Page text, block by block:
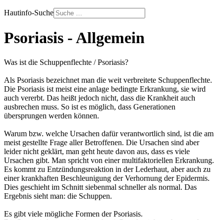
Hautinfo-Suche
Psoriasis - Allgemein
Was ist die Schuppenflechte / Psoriasis?
Als Psoriasis bezeichnet man die weit verbreitete Schuppenflechte.
Die Psoriasis ist meist eine anlage bedingte Erkrankung, sie wird
auch vererbt. Das heißt jedoch nicht, dass die Krankheit auch
ausbrechen muss. So ist es möglich, dass Generationen
übersprungen werden können.
Warum bzw. welche Ursachen dafür verantwortlich sind, ist die am
meist gestellte Frage aller Betroffenen. Die Ursachen sind aber
leider nicht geklärt, man geht heute davon aus, dass es viele
Ursachen gibt. Man spricht von einer multifaktoriellen Erkrankung.
Es kommt zu Entzündungsreaktion in der Lederhaut, aber auch zu
einer krankhaften Beschleunigung der Verhornung der Epidermis.
Dies geschieht im Schnitt siebenmal schneller als normal. Das
Ergebnis sieht man: die Schuppen.
Es gibt viele mögliche Formen der Psoriasis.